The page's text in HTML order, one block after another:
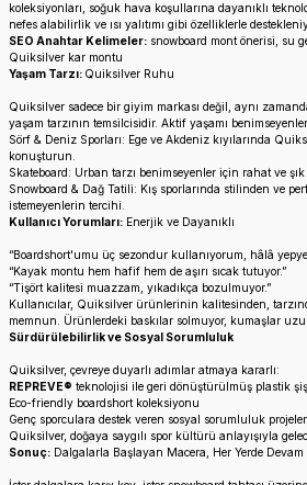
koleksiyonları, soğuk hava koşullarına dayanıklı
nefes alabilirlik ve ısı yalıtımı gibi özelliklerle
SEO Anahtar Kelimeler: snowboard mont önerisi, su
Quiksilver kar montu
Yaşam Tarzı: Quiksilver Ruhu
Quiksilver sadece bir giyim markası değil, aynı
yaşam tarzının temsilcisidir. Aktif yaşamı
Sörf & Deniz Sporları: Ege ve Akdeniz kıyılarında
konuşturun.
Skateboard: Urban tarzı benimseyenler için rahat ve
Snowboard & Dağ Tatili: Kış sporlarında stilinden ve
istemeyenlerin tercihi.
Kullanıcı Yorumları: Enerjik ve Dayanıklı
“Boardshort'umu üç sezondur kullanıyorum, hâlâ
“Kayak montu hem hafif hem de aşırı sıcak tutuyor.”
“Tişört kalitesi muazzam, yıkadıkça bozulmuyor.”
Kullanıcılar, Quiksilver ürünlerinin kalitesinden,
memnun. Ürünlerdeki baskılar solmuyor, kumaşlar
Sürdürülebilirlik ve Sosyal Sorumluluk
Quiksilver, çevreye duyarlı adımlar atmaya kararlı:
REPREVE® teknolojisi ile geri dönüştürülmüş plastik
Eco-friendly boardshort koleksiyonu
Genç sporculara destek veren sosyal sorumluluk
Quiksilver, doğaya saygılı spor kültürü anlayışıyla
Sonuç: Dalgalarla Başlayan Macera, Her Yerde Devam